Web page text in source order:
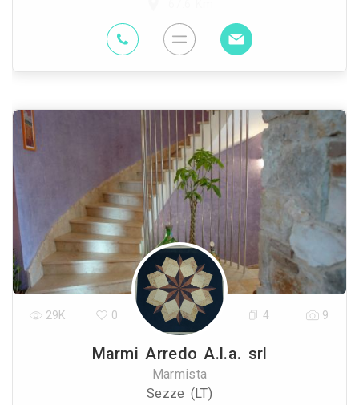
Marmi Arredo A.l.a. srl
Marmista
Sezze (LT)
29K 0 4 9